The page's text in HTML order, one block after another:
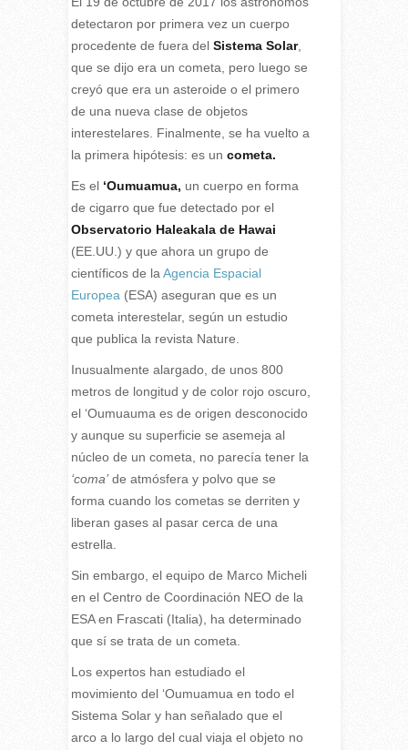
detectaron por primera vez un cuerpo
procedente de fuera del Sistema Solar,
que se dijo era un cometa, pero luego se
creyó que era un asteroide o el primero
de una nueva clase de objetos
interestelares. Finalmente, se ha vuelto a
la primera hipótesis: es un cometa.
Es el ‘Oumuamua, un cuerpo en forma
de cigarro que fue detectado por el
Observatorio Haleakala de Hawai
(EE.UU.) y que ahora un grupo de
científicos de la Agencia Espacial
Europea (ESA) aseguran que es un
cometa interestelar, según un estudio
que publica la revista Nature.
Inusualmente alargado, de unos 800
metros de longitud y de color rojo oscuro,
el ‘Oumuauma es de origen desconocido
y aunque su superficie se asemeja al
núcleo de un cometa, no parecía tener la
‘coma’de atmósfera y polvo que se
forma cuando los cometas se derriten y
liberan gases al pasar cerca de una
estrella.
Sin embargo, el equipo de Marco Micheli
en el Centro de Coordinación NEO de la
ESA en Frascati (Italia), ha determinado
que sí se trata de un cometa.
Los expertos han estudiado el
movimiento del ‘Oumuamua en todo el
Sistema Solar y han señalado que el
arco a lo largo del cual viaja el objeto no